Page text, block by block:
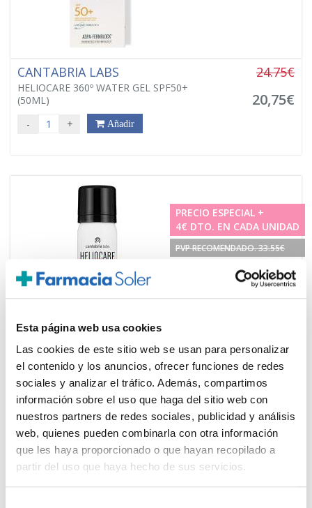
Esta página web usa cookies
Las cookies de este sitio web se usan para personalizar
el contenido y los anuncios, ofrecer funciones de redes
sociales y analizar el tráfico. Además, compartimos
información sobre el uso que haga del sitio web con
nuestros partners de redes sociales, publicidad y análisis
web, quienes pueden combinarla con otra información
que les haya proporcionado o que hayan recopilado a
partir del uso que haya hecho de sus servicios.
CANTABRIA LABS
HELIOCARE 360º WATER GEL SPF50+
(50ML)
24.75€
20,75€
- + Añadir
PRECIO ESPECIAL +
4€ DTO. EN CADA UNIDAD
PVP RECOMENDADO. 33.55€
CANTABRIA LABS
HELIOCARE AirGel 360° ESPUMA
SPF50+ (60ml)
24.55€
20,55€
TEMPORALMENTE AGOTADO
AVÍSAME SI HAY STOCK